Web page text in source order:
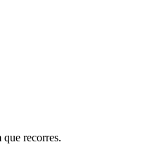
recorres.